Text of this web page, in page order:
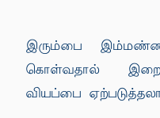
இரும்பை
கொள்வதால்
வியப்பை